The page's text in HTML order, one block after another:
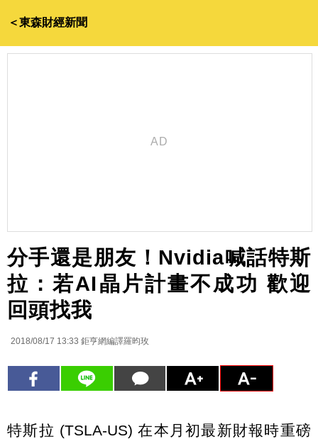
＜東森財經新聞
分手還是朋友！Nvidia喊話特斯
拉：若AI晶片計畫不成功 歡迎
回頭找我
2018/08/17 13:33 鉅亨網編譯羅昀玫
特斯拉 (TSLA-US) 在本月初最新財報時重磅